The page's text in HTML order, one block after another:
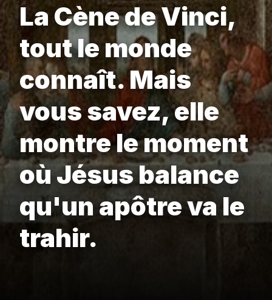
La Cène de Vinci,
tout le monde
connaît. Mais
vous savez, elle
montre le moment
où Jésus balance
qu'un apôtre va le
trahir.